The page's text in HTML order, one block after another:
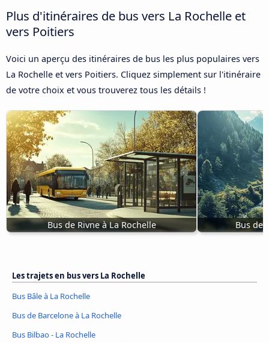
Plus d'itinéraires de bus vers La Rochelle et
vers Poitiers
Voici un aperçu des itinéraires de bus les plus populaires vers
La Rochelle et vers Poitiers. Cliquez simplement sur l'itinéraire
de votre choix et vous trouverez tous les détails !
Bus de Rivne à La Rochelle Bus de
Les trajets en bus vers La Rochelle
Bus Bâle à La Rochelle
Bus de Barcelone à La Rochelle
Bus Bilbao - La Rochelle